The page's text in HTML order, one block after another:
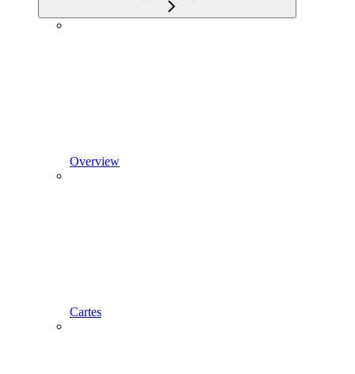
Overview
Cartes